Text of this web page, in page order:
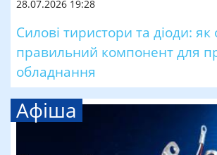
28.07.2026 19:28
Силові тиристори та діоди: як
правильний компонент для
обладнання
Афіша